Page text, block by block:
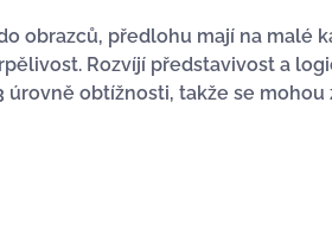
obrazců, předlohu mají na malé
Rozvíjí představivost a
úrovně obtížnosti, takže se